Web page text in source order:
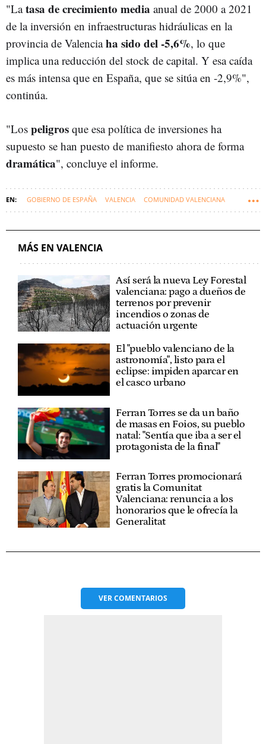
"Latasa de crecimiento media anual de 2000 a 2021
de la inversión en infraestructuras hidráulicas en la
provincia de Valenciaha sido del -5,6%, lo que
implica una reducción del stock de capital. Y esa caída
es más intensa que en España, que se sitúa en -2,9%",
continúa.
"Los peligros que esa política de inversiones ha
supuesto se han puesto de manifiesto ahora de forma
dramática", concluye el informe.
GOBIERNO DE ESPAÑA VALENCIA COMUNIDAD VALENCIANA
MÁS EN VALENCIA
Así será la nueva Ley Forestal
valenciana: pago a dueños de
terrenos por prevenir
incendios o zonas de
actuación urgente
El "pueblo valenciano de la
astronomía", listo para el
eclipse: impiden aparcar en
el casco urbano
Ferran Torres se da un baño
de masas en Foios, su pueblo
natal: "Sentía que iba a ser el
protagonista de la final"
Ferran Torres promocionará
gratis la Comunitat
Valenciana: renuncia a los
honorarios que le ofrecía la
Generalitat
VERCOMENTARIOS